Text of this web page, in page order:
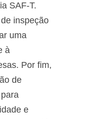
SAF-T.
inspeção
uma
à
Por fim,
de
e